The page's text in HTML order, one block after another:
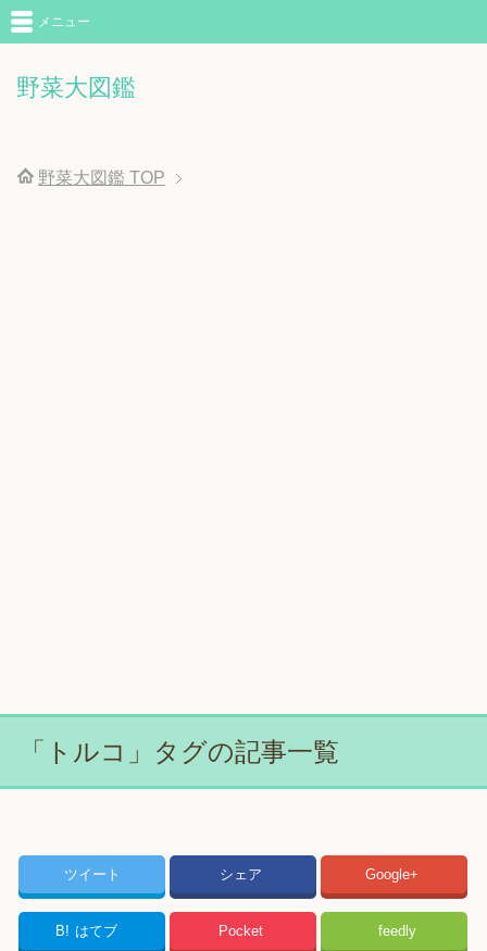
野菜大図鑑
メニュー
野菜大図鑑 TOP
「トルコ」タグの記事一覧
ツイート シェア Google+
B! はてブ Pocket feedly